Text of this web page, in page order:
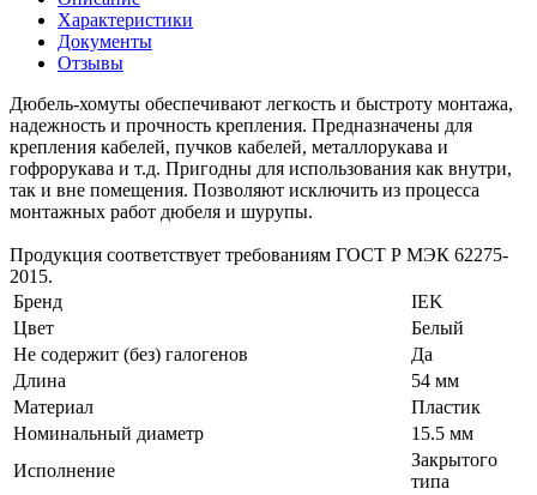
Характеристики
Документы
Отзывы
Дюбель-хомуты обеспечивают легкость и быстроту монтажа,
надежность и прочность крепления. Предназначены для
крепления кабелей, пучков кабелей, металлорукава и
гофрорукава и т.д. Пригодны для использования как внутри,
так и вне помещения. Позволяют исключить из процесса
монтажных работ дюбеля и шурупы.
Продукция соответствует требованиям ГОСТ Р МЭК 62275-
2015.
Бренд
IEK
Цвет
Белый
Не содержит (без) галогенов
Да
Длина
54 мм
Материал
Пластик
Номинальный диаметр
15.5 мм
Исполнение
Закрытого
типа